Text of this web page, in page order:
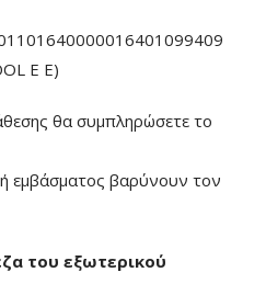
E E)
θα συμπληρώσετε το
εμβάσματος βαρύνουν τον
του εξωτερικού